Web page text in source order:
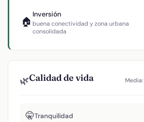
🏠
Inversión
buena conectividad y zona urbana
consolidada
🌿Calidad de vida Media:
🤫Tranquilidad